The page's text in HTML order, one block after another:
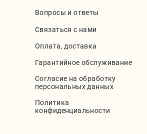
Вопросы и ответы
Связаться с нами
Оплата, доставка
Гарантийное обслуживание
Согласие на обработку
персональных данных
Политика
конфиденциальности